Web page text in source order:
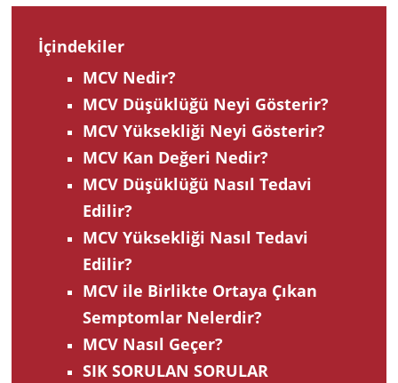
İçindekiler
MCV Nedir?
MCV Düşüklüğü Neyi Gösterir?
MCV Yüksekliği Neyi Gösterir?
MCV Kan Değeri Nedir?
MCV Düşüklüğü Nasıl Tedavi
Edilir?
MCV Yüksekliği Nasıl Tedavi
Edilir?
MCV ile Birlikte Ortaya Çıkan
Semptomlar Nelerdir?
MCV Nasıl Geçer?
SIK SORULAN SORULAR